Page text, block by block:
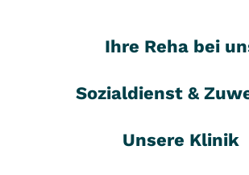
Ihre Reha bei
Sozialdienst &
Unsere Klinik